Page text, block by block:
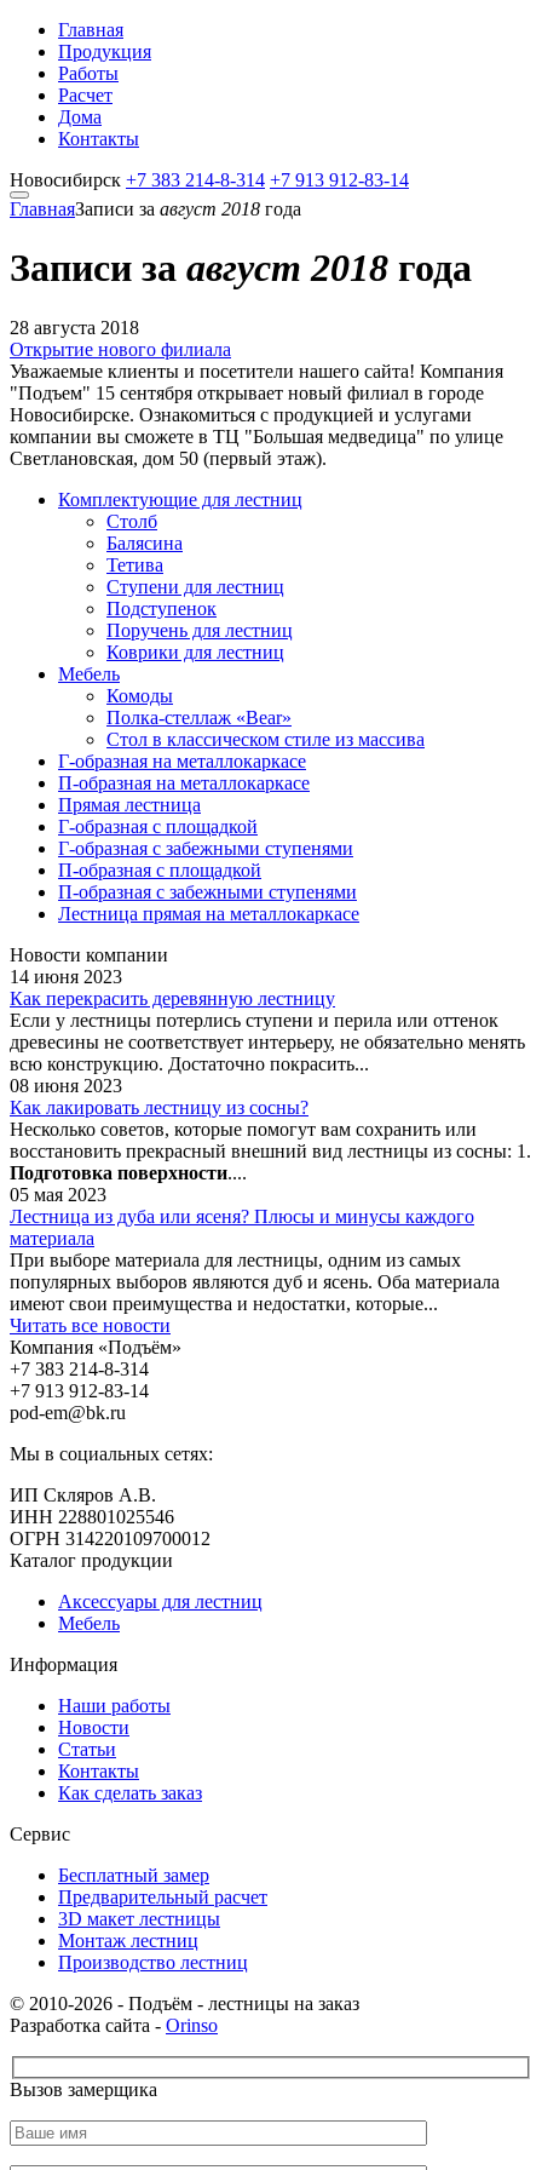
Главная
Продукция
Работы
Расчет
Дома
Контакты
Новосибирск +7 383 214-8-314 +7 913 912-83-14
ГлавнаяЗаписи за август 2018 года
Записи за август 2018 года
28 августа 2018
Открытие нового филиала
Уважаемые клиенты и посетители нашего сайта! Компания
"Подъем" 15 сентября открывает новый филиал в городе
Новосибирске. Ознакомиться с продукцией и услугами
компании вы сможете в ТЦ "Большая медведица" по улице
Светлановская, дом 50 (первый этаж).
Комплектующие для лестниц
Столб
Балясина
Тетива
Ступени для лестниц
Подступенок
Поручень для лестниц
Коврики для лестниц
Мебель
Комоды
Полка-стеллаж «Bear»
Стол в классическом стиле из массива
Г-образная на металлокаркасе
П-образная на металлокаркасе
Прямая лестница
Г-образная с площадкой
Г-образная с забежными ступенями
П-образная с площадкой
П-образная с забежными ступенями
Лестница прямая на металлокаркасе
Новости компании
14 июня 2023
Как перекрасить деревянную лестницу
Если у лестницы потерлись ступени и перила или оттенок
древесины не соответствует интерьеру, не обязательно менять
всю конструкцию. Достаточно покрасить...
08 июня 2023
Как лакировать лестницу из сосны?
Несколько советов, которые помогут вам сохранить или
восстановить прекрасный внешний вид лестницы из сосны: 1.
Подготовка поверхности....
05 мая 2023
Лестница из дуба или ясеня? Плюсы и минусы каждого
материала
При выборе материала для лестницы, одним из самых
популярных выборов являются дуб и ясень. Оба материала
имеют свои преимущества и недостатки, которые...
Читать все новости
Компания «Подъём»
+7 383 214-8-314
+7 913 912-83-14
pod-em@bk.ru
Мы в социальных сетях:
ИП Скляров А.В.
ИНН 228801025546
ОГРН 314220109700012
Каталог продукции
Аксессуары для лестниц
Мебель
Информация
Наши работы
Новости
Статьи
Контакты
Как сделать заказ
Сервис
Бесплатный замер
Предварительный расчет
3D макет лестницы
Монтаж лестниц
Производство лестниц
© 2010-2026 - Подъём - лестницы на заказ
Разработка сайта - Orinso
Вызов замерщика